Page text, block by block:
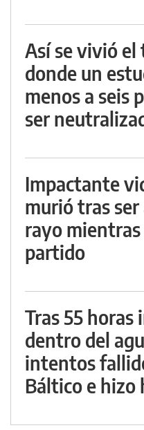
Así se vivió
donde un
menos a seis
ser
Impactante
murió tras
rayo
partido
Tras 55
dentro del
intentos
Báltico e hizo